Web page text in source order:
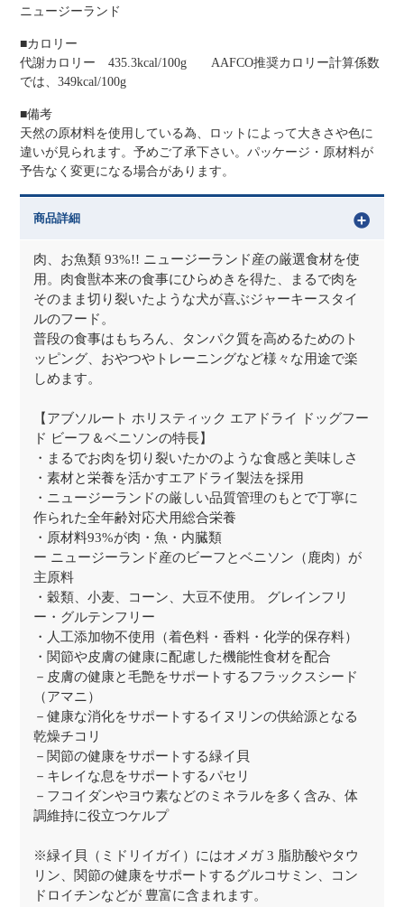
ニュージーランド
■カロリー
代謝カロリー 435.3kcal/100g AAFCO推奨カロリー計算係数
では、349kcal/100g
■備考
天然の原材料を使用している為、ロットによって大きさや色に
違いが見られます。予めご了承下さい。パッケージ・原材料が
予告なく変更になる場合があります。
商品詳細
肉、お魚類 93%!! ニュージーランド産の厳選食材を使
用。肉食獣本来の食事にひらめきを得た、まるで肉を
そのまま切り裂いたような犬が喜ぶジャーキースタイ
ルのフード。
普段の食事はもちろん、タンパク質を高めるためのト
ッピング、おやつやトレーニングなど様々な用途で楽
しめます。
【アブソルート ホリスティック エアドライ ドッグフー
ド ビーフ＆ベニソンの特長】
・まるでお肉を切り裂いたかのような食感と美味しさ
・素材と栄養を活かすエアドライ製法を採用
・ニュージーランドの厳しい品質管理のもとで丁寧に
作られた全年齢対応犬用総合栄養
・原材料93%が肉・魚・内臓類
ー ニュージーランド産のビーフとベニソン（鹿肉）が
主原料
・穀類、小麦、コーン、大豆不使用。 グレインフリ
ー・グルテンフリー
・人工添加物不使用（着色料・香料・化学的保存料）
・関節や皮膚の健康に配慮した機能性食材を配合
－皮膚の健康と毛艶をサポートするフラックスシード
（アマニ）
－健康な消化をサポートするイヌリンの供給源となる
乾燥チコリ
－関節の健康をサポートする緑イ貝
－キレイな息をサポートするパセリ
－フコイダンやヨウ素などのミネラルを多く含み、体
調維持に役立つケルプ
※緑イ貝（ミドリイガイ）にはオメガ 3 脂肪酸やタウ
リン、関節の健康をサポートするグルコサミン、コン
ドロイチンなどが 豊富に含まれます。